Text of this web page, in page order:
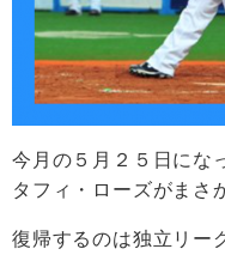
今月の５月２５日にな
タフィ・ローズがまさ
復帰するのは独立リー